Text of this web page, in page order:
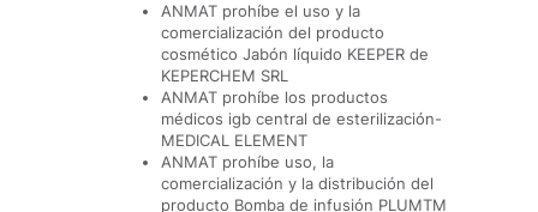
ANMAT prohíbe el uso y la
comercialización del producto
cosmético Jabón líquido KEEPER de
KEPERCHEM SRL
ANMAT prohíbe los productos
médicos igb central de esterilización-
MEDICAL ELEMENT
ANMAT prohíbe uso, la
comercialización y la distribución del
producto Bomba de infusión PLUMTM